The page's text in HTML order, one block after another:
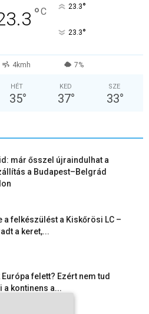
°C 23.3°
23.3°
4kmh 7%
HÉT
35°
KED
37°
SZE
33°
már ősszel újraindulhat a
a Budapest–Belgrád
a felkészülést a Kiskőrösi LC –
a keret,...
felett? Ezért nem tud
a kontinens a...